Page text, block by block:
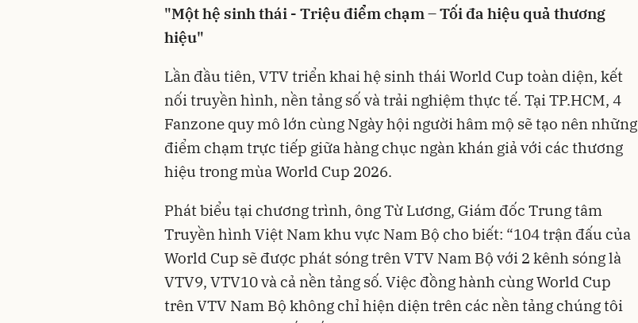
"Một hệ sinh thái - Triệu điểm chạm – Tối đa hiệu quả thương
hiệu"
Lần đầu tiên, VTV triển khai hệ sinh thái World Cup toàn diện, kết
nối truyền hình, nền tảng số và trải nghiệm thực tế. Tại TP.HCM, 4
Fanzone quy mô lớn cùng Ngày hội người hâm mộ sẽ tạo nên những
điểm chạm trực tiếp giữa hàng chục ngàn khán giả với các thương
hiệu trong mùa World Cup 2026.
Phát biểu tại chương trình, ông Từ Lương, Giám đốc Trung tâm
Truyền hình Việt Nam khu vực Nam Bộ cho biết: “104 trận đấu của
World Cup sẽ được phát sóng trên VTV Nam Bộ với 2 kênh sóng là
VTV9, VTV10 và cả nền tảng số. Việc đồng hành cùng World Cup
trên VTV Nam Bộ không chỉ hiện diện trên các nền tảng chúng tôi